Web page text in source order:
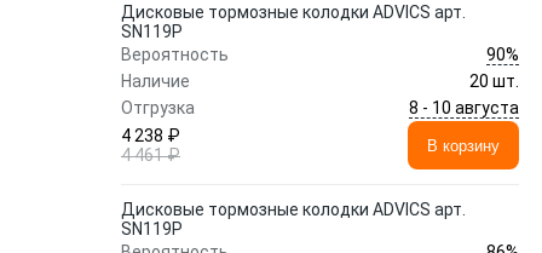
Дисковые тормозные колодки ADVICS арт.
SN119P
Вероятность
90%
Наличие
20 шт.
Отгрузка
8 - 10 августа
4 238 ₽
4 461 ₽
В корзину
Дисковые тормозные колодки ADVICS арт.
SN119P